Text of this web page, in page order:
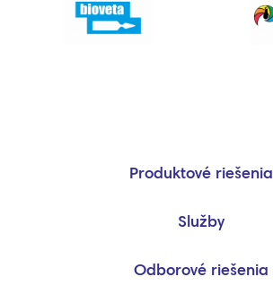
Produktové riešenia
Služby
Odborové riešenia